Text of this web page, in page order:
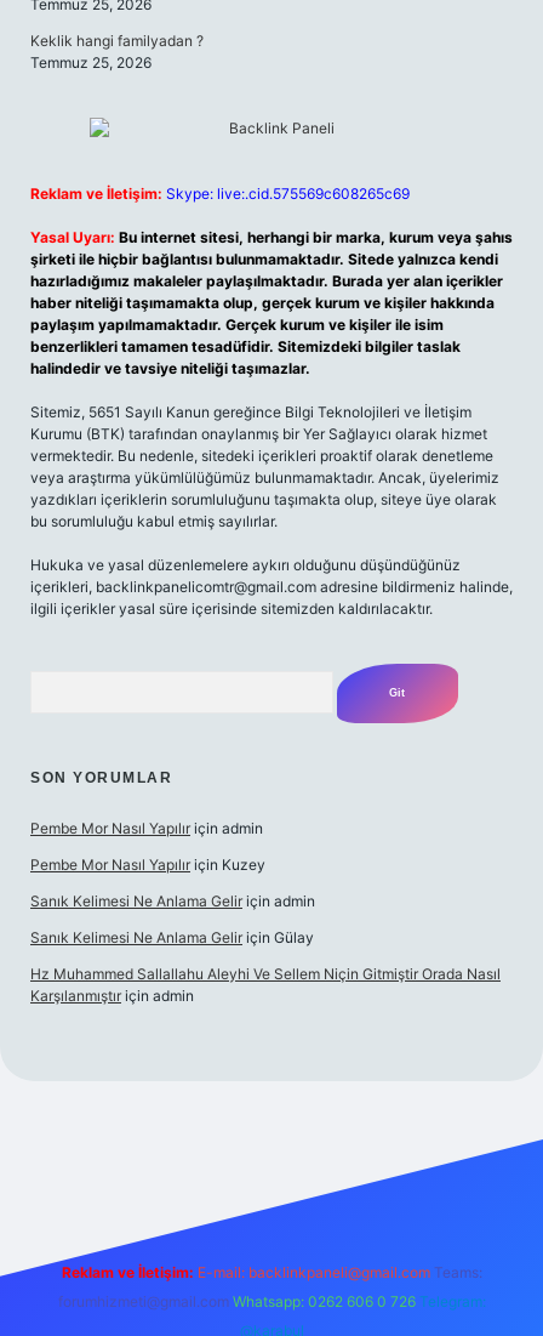
Temmuz 25, 2026
Keklik hangi familyadan ?
Temmuz 25, 2026
Reklam ve İletişim: Skype: live:.cid.575569c608265c69
Yasal Uyarı: Bu internet sitesi, herhangi bir marka, kurum veya şahıs
şirketi ile hiçbir bağlantısı bulunmamaktadır. Sitede yalnızca kendi
hazırladığımız makaleler paylaşılmaktadır. Burada yer alan içerikler
haber niteliği taşımamakta olup, gerçek kurum ve kişiler hakkında
paylaşım yapılmamaktadır. Gerçek kurum ve kişiler ile isim
benzerlikleri tamamen tesadüfidir. Sitemizdeki bilgiler taslak
halindedir ve tavsiye niteliği taşımazlar.
Sitemiz, 5651 Sayılı Kanun gereğince Bilgi Teknolojileri ve İletişim
Kurumu (BTK) tarafından onaylanmış bir Yer Sağlayıcı olarak hizmet
vermektedir. Bu nedenle, sitedeki içerikleri proaktif olarak denetleme
veya araştırma yükümlülüğümüz bulunmamaktadır. Ancak, üyelerimiz
yazdıkları içeriklerin sorumluluğunu taşımakta olup, siteye üye olarak
bu sorumluluğu kabul etmiş sayılırlar.
Hukuka ve yasal düzenlemelere aykırı olduğunu düşündüğünüz
içerikleri, backlinkpanelicomtr@gmail.com adresine bildirmeniz halinde,
ilgili içerikler yasal süre içerisinde sitemizden kaldırılacaktır.
SON YORUMLAR
Pembe Mor Nasıl Yapılır için admin
Pembe Mor Nasıl Yapılır için Kuzey
Sanık Kelimesi Ne Anlama Gelir için admin
Sanık Kelimesi Ne Anlama Gelir için Gülay
Hz Muhammed Sallallahu Aleyhi Ve Sellem Niçin Gitmiştir Orada Nasıl
Karşılanmıştır için admin
Reklam ve İletişim: E-mail: backlinkpaneli@gmail.com Teams:
forumhizmeti@gmail.com Whatsapp: 0262 606 0 726 Telegram:
@karabul